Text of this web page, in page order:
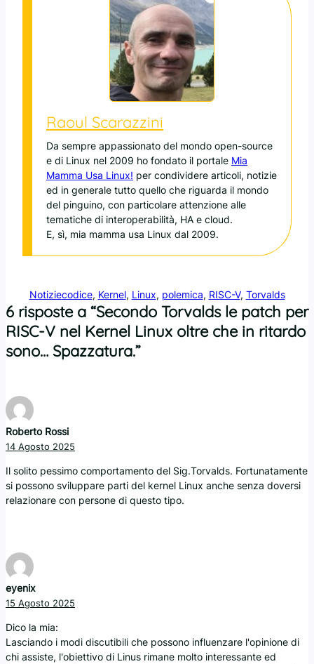
Raoul Scarazzini
Da sempre appassionato del mondo open-source
e di Linux nel 2009 ho fondato il portale Mia
Mamma Usa Linux! per condividere articoli, notizie
ed in generale tutto quello che riguarda il mondo
del pinguino, con particolare attenzione alle
tematiche di interoperabilità, HA e cloud.
E, sì, mia mamma usa Linux dal 2009.
Notiziecodice, Kernel, Linux, polemica, RISC-V, Torvalds
6 risposte a “Secondo Torvalds le patch per
RISC-V nel Kernel Linux oltre che in ritardo
sono… Spazzatura.”
Roberto Rossi
14 Agosto 2025
Il solito pessimo comportamento del Sig.Torvalds. Fortunatamente
si possono sviluppare parti del kernel Linux anche senza doversi
relazionare con persone di questo tipo.
eyenix
15 Agosto 2025
Dico la mia:
Lasciando i modi discutibili che possono influenzare l'opinione di
chi assiste, l'obiettivo di Linus rimane molto interessante ed